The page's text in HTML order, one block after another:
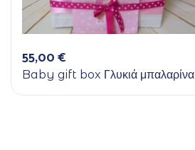
55,00€
Baby gift box Γλυκιά μπαλαρίνα